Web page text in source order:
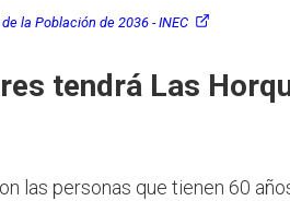
la Población de 2036 - INEC
tendrá Las
las personas que tienen 60